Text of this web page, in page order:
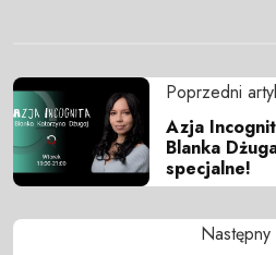
Poprzedni
Azja
Blanka
specjalne!
Następny